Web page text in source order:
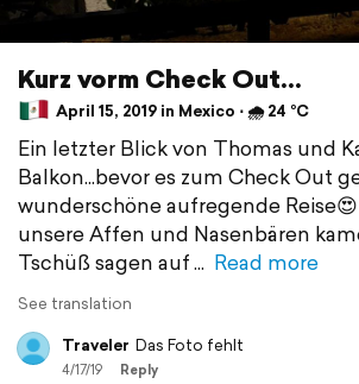
Kurz vorm Check Out...
April 15, 2019 in Mexico ⋅ 🌧 24 °C
Ein letzter Blick von Thomas und
Balkon...bevor es zum Check Out
wunderschöne aufregende
unsere Affen und Nasenbären
Tschüß sagen auf
Read more
See translation
Traveler Das Foto fehlt
4/17/19 Reply